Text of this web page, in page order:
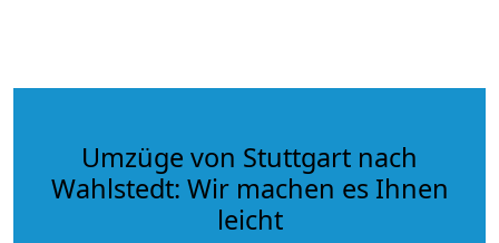
Umzüge von Stuttgart nach
Wahlstedt: Wir machen es Ihnen
leicht